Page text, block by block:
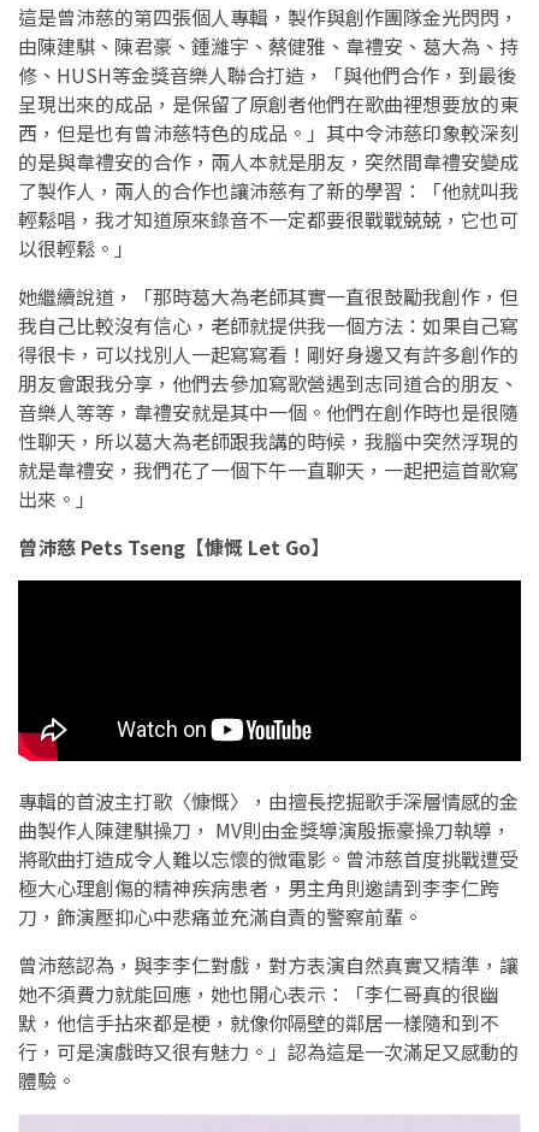
這是曾沛慈的第四張個人專輯，製作與創作團隊金光閃閃，
由陳建騏、陳君豪、鍾濰宇、蔡健雅、韋禮安、葛大為、持
修、HUSH等金獎音樂人聯合打造，「與他們合作，到最後
呈現出來的成品，是保留了原創者他們在歌曲裡想要放的東
西，但是也有曾沛慈特色的成品。」其中令沛慈印象較深刻
的是與韋禮安的合作，兩人本就是朋友，突然間韋禮安變成
了製作人，兩人的合作也讓沛慈有了新的學習：「他就叫我
輕鬆唱，我才知道原來錄音不一定都要很戰戰兢兢，它也可
以很輕鬆。」
她繼續說道，「那時葛大為老師其實一直很鼓勵我創作，但
我自己比較沒有信心，老師就提供我一個方法：如果自己寫
得很卡，可以找別人一起寫寫看！剛好身邊又有許多創作的
朋友會跟我分享，他們去參加寫歌營遇到志同道合的朋友、
音樂人等等，韋禮安就是其中一個。他們在創作時也是很隨
性聊天，所以葛大為老師跟我講的時候，我腦中突然浮現的
就是韋禮安，我們花了一個下午一直聊天，一起把這首歌寫
出來。」
曾沛慈 Pets Tseng【慷慨 Let Go】
專輯的首波主打歌〈慷慨〉，由擅長挖掘歌手深層情感的金
曲製作人陳建騏操刀， MV則由金獎導演殷振豪操刀執導，
將歌曲打造成令人難以忘懷的微電影。曾沛慈首度挑戰遭受
極大心理創傷的精神疾病患者，男主角則邀請到李李仁跨
刀，飾演壓抑心中悲痛並充滿自責的警察前輩。
曾沛慈認為，與李李仁對戲，對方表演自然真實又精準，讓
她不須費力就能回應，她也開心表示：「李仁哥真的很幽
默，他信手拈來都是梗，就像你隔壁的鄰居一樣隨和到不
行，可是演戲時又很有魅力。」認為這是一次滿足又感動的
體驗。